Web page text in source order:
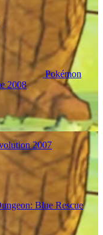
Pokémon
2008
2007
Blue Rescue